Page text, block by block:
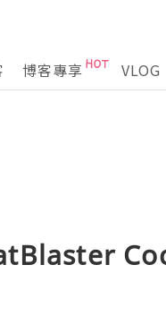
博客專享 VLOG